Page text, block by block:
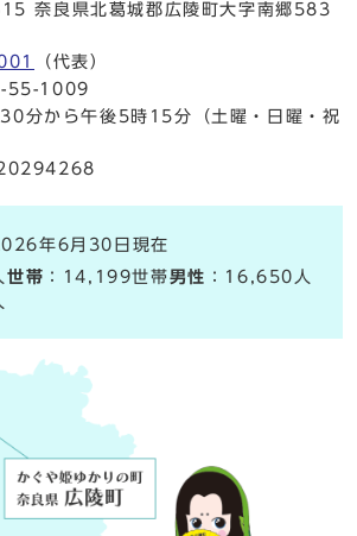
奈良県北葛城郡広陵町大字南郷583
（代表）
55-1009
分から午後5時15分（土曜・日曜・祝
年6月30日現在
世帯 ：14,199世帯男性 ：16,650人